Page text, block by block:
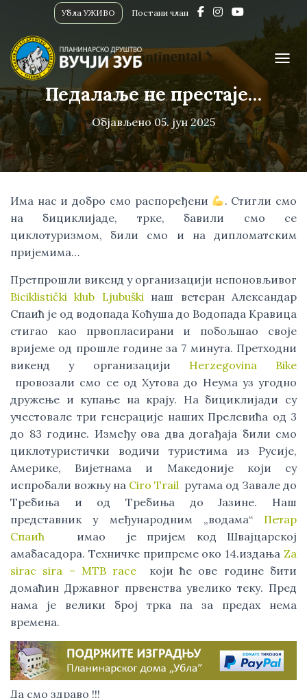
Убла УЖИВО Постани члан
Педалаље не престаје…
Објављено05. јун 2025
Има нас и добро смо распоређени
. Стигли смо
на бициклијаде, трке, бавили смо се
циклотуризмом, били смо и на дипломатским
пријемима…
Претпрошли викенд у организацији непоновљивог
Biciklistički klub Ljubuškiнаш ветеран Александар
Спаић је од водопада Kоћуша до Водопада Kравица
стигао као првопласирани и побољшао своје
вријеме од прошле године за 7 минута. Претходни
викенд у организацији Herzegovina Bike
провозали смо се од Хутова до Неума уз угодно
дружење и купање на крају. На бициклијади су
учестовале три генерације наших Прелевића од 3
до 83 године. Између ова два догађаја били смо
циклотуристички водичи туристима из Русије,
Америке, Вијетнама и Македоније који су
испробали вожњу на Ciro Trail рутама од Завале до
Требиња и од Требиња до Јазине. Наш
представник у међународним „водама“ Петар
Спаић имао је пријем код Швајцарској
амабасадора. Техничке припреме око 14.издања Za
sirac sira – MTB race који ће ове године бити
домаћин Државног првенства увелико теку. Пред
нама је велики број трка па за предах нема
времена.
Да смо здраво !!!